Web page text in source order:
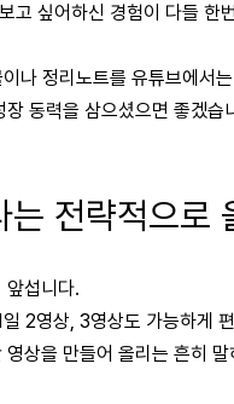
고 싶어하신 경험이 다들 한
나 정리노트를 유튜브에서
동력을 삼으셨으면 좋겠습
전략적으로
앞섭니다.
2영상, 3영상도 가능하게
상을 만들어 올리는 흔히